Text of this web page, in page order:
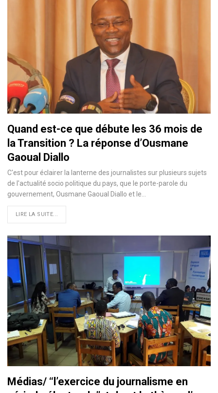
Quand est-ce que débute les 36 mois de
la Transition ? La réponse d’Ousmane
Gaoual Diallo
C'est pour éclairer la lanterne des journalistes sur plusieurs sujets
de l'actualité socio politique du pays, que le porte-parole du
gouvernement, Ousmane Gaoual Diallo et le…
LIRE LA SUITE...
Médias/ ‘‘l’exercice du journalisme en